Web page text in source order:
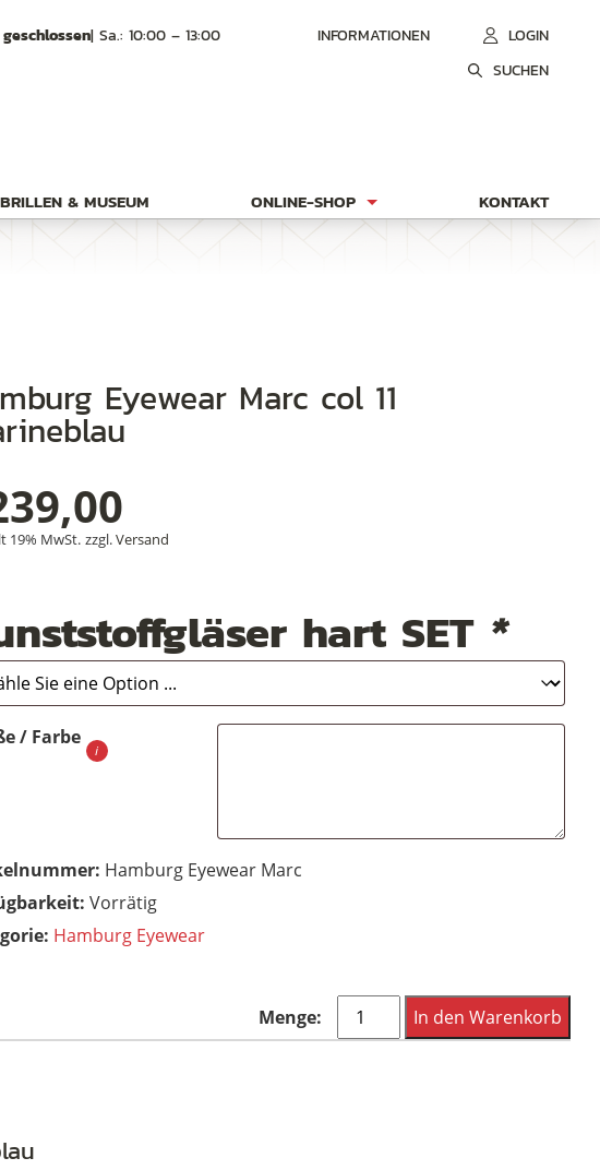
| Sa.: 10:00 – 13:00 INFORMATIONEN
LOGIN
SUCHEN
& MUSEUM ONLINE-SHOP KONTAKT
19% MwSt. zzgl.Versand
hart SET *
/ Farbe
Hamburg Eyewear Marc
Vorrätig
Hamburg Eyewear
Hamburg
Eyewear
In den Warenkorb